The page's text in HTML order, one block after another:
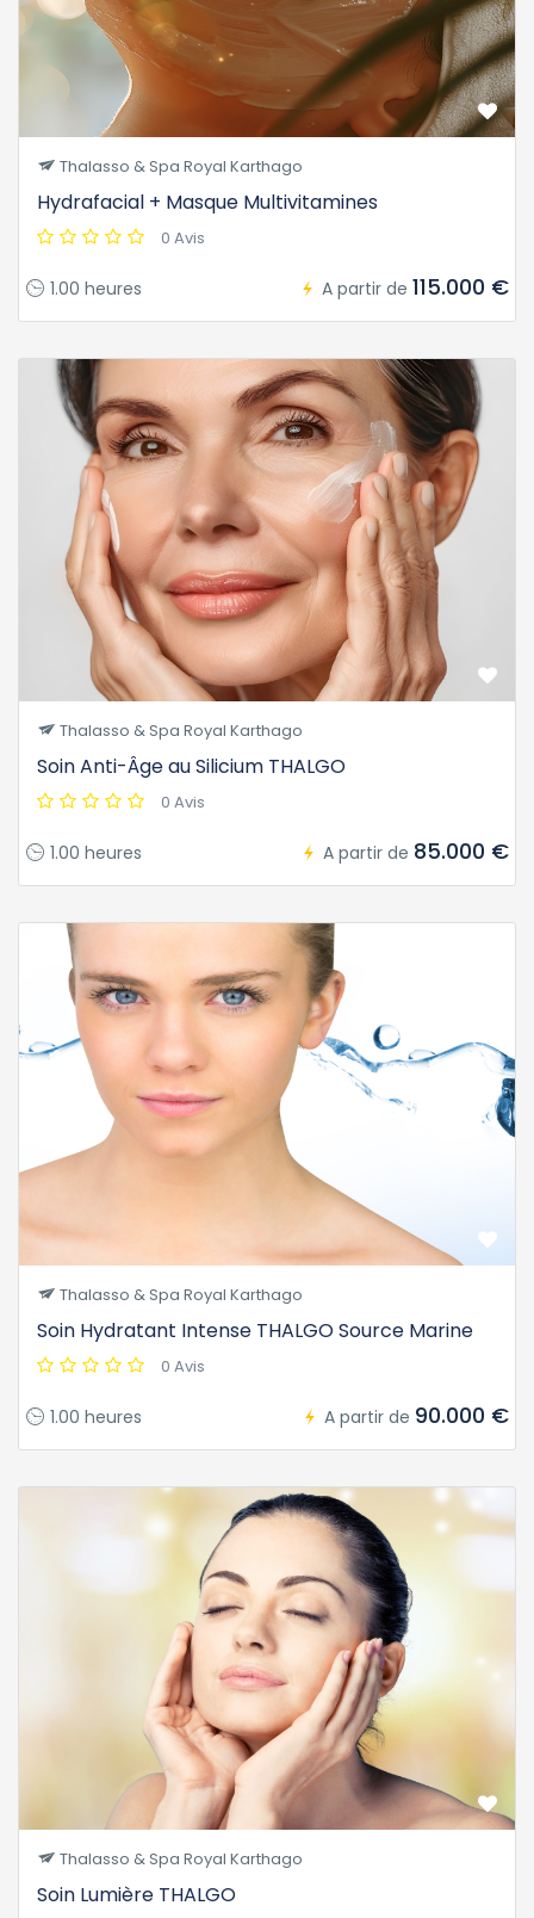
Thalasso & Spa Royal Karthago
Hydrafacial + Masque Multivitamines
0 Avis
1.00 heures A partir de 115.000 €
Thalasso & Spa Royal Karthago
Soin Anti-Âge au Silicium THALGO
0 Avis
1.00 heures A partir de 85.000 €
Thalasso & Spa Royal Karthago
Soin Hydratant Intense THALGO Source Marine
0 Avis
1.00 heures A partir de 90.000 €
Thalasso & Spa Royal Karthago
Soin Lumière THALGO